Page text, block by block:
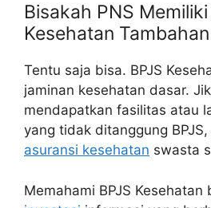
Bisakah PNS
Kesehatan
Tentu saja bisa. BPJS
jaminan kesehatan dasar.
mendapatkan fasilitas atau
yang tidak ditanggung
asuransi kesehatan swasta
Memahami BPJS Kesehatan